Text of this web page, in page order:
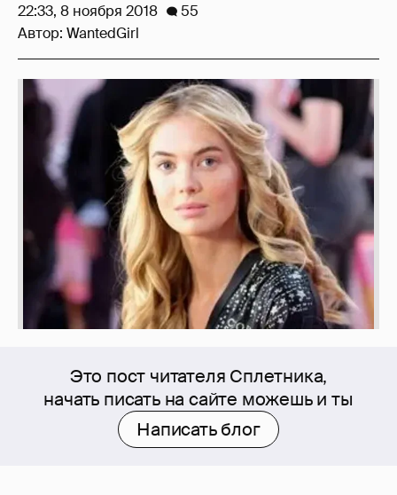
Это пост читателя Сплетника,
начать писать на сайте можешь и ты
Написать блог
22:33, 8 ноября 2018
55
Автор: WantedGirl